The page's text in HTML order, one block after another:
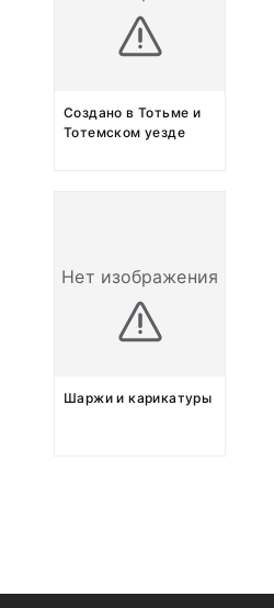
Создано в Тотьме и
Тотемском уезде
Нет изображения
Шаржи и карикатуры